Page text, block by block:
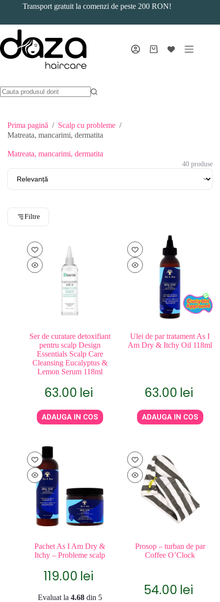
Transport gratuit la comenzi de peste 200 RON!
Coș
Prima pagină / Scalp cu probleme /
Matreata, mancarimi, dermatita
Matreata, mancarimi, dermatita
40 produse
Filtre
Ser de curatare detoxifiant
pentru scalp Design
Essentials Scalp Care
Cleansing Eucalyptus &
Lemon Serum 118ml
63.00 lei
ADAUGA IN COS
Ulei de par tratament As I
Am Dry & Itchy Oil 118ml
63.00 lei
ADAUGA IN COS
Pachet As I Am Dry &
Itchy – Probleme scalp
119.00 lei
Evaluat la 4.68din 5
Prosop – turban de par
Coffee O’Clock
54.00 lei